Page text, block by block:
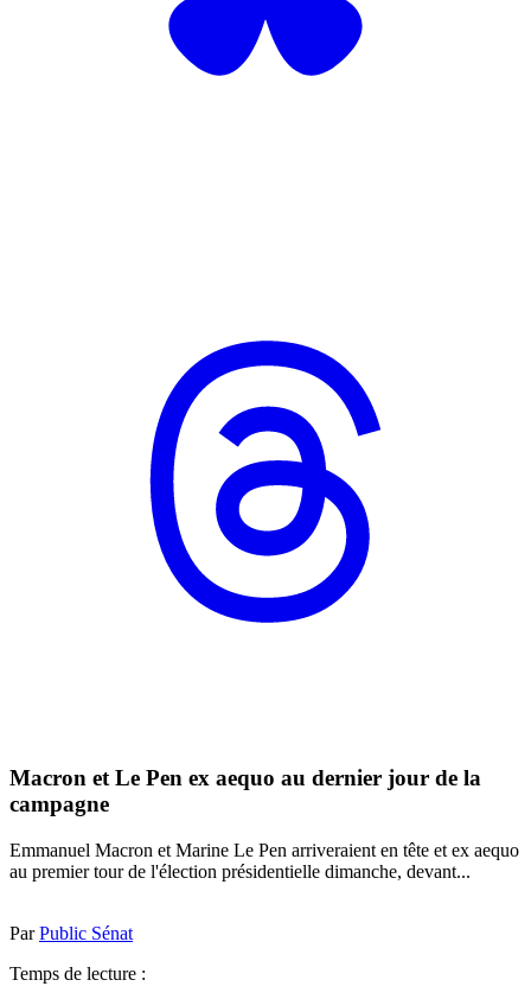
Macron et Le Pen ex aequo au dernier jour de la
campagne
Emmanuel Macron et Marine Le Pen arriveraient en tête et ex aequo
au premier tour de l'élection présidentielle dimanche, devant...
ParPublic Sénat
Temps de lecture :